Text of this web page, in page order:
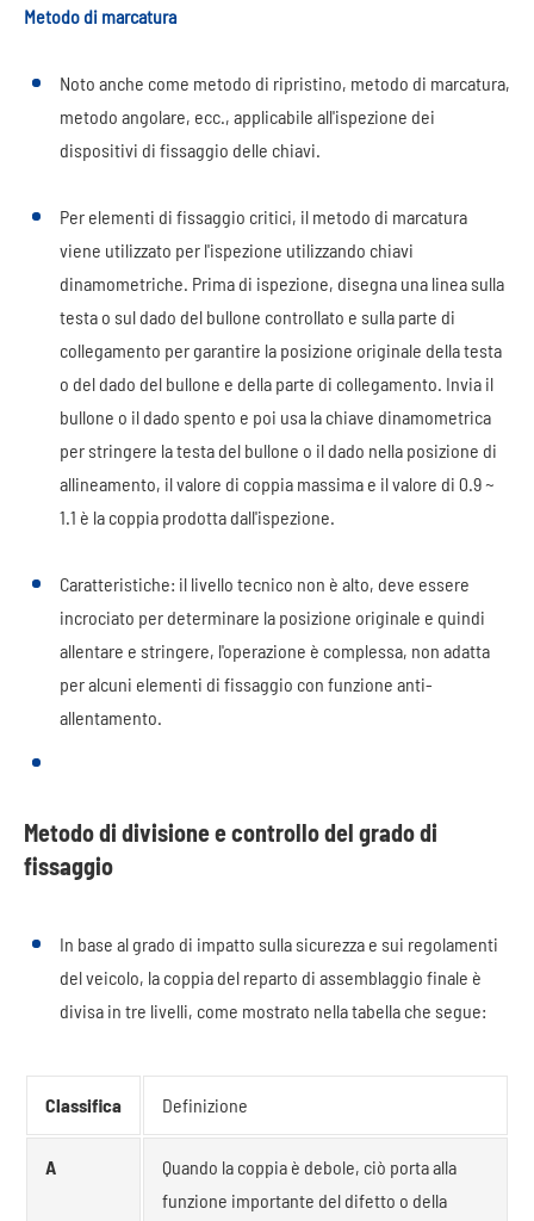
Metodo di marcatura
Noto anche come metodo di ripristino, metodo di marcatura,
metodo angolare, ecc., applicabile all'ispezione dei
dispositivi di fissaggio delle chiavi.
Per elementi di fissaggio critici, il metodo di marcatura
viene utilizzato per l'ispezione utilizzando chiavi
dinamometriche. Prima di ispezione, disegna una linea sulla
testa o sul dado del bullone controllato e sulla parte di
collegamento per garantire la posizione originale della testa
o del dado del bullone e della parte di collegamento. Invia il
bullone o il dado spento e poi usa la chiave dinamometrica
per stringere la testa del bullone o il dado nella posizione di
allineamento, il valore di coppia massima e il valore di 0.9 ~
1.1 è la coppia prodotta dall'ispezione.
Caratteristiche: il livello tecnico non è alto, deve essere
incrociato per determinare la posizione originale e quindi
allentare e stringere, l'operazione è complessa, non adatta
per alcuni elementi di fissaggio con funzione anti-
allentamento.
Metodo di divisione e controllo del grado di
fissaggio
In base al grado di impatto sulla sicurezza e sui regolamenti
del veicolo, la coppia del reparto di assemblaggio finale è
divisa in tre livelli, come mostrato nella tabella che segue:
Classifica Definizione
A
Quando la coppia è debole, ciò porta alla
funzione importante del difetto o della